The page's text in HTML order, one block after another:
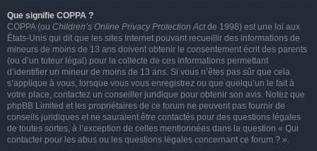
Que signifie COPPA ?
COPPA (ou Children’s Online Privacy Protection Actde 1998) est une loi aux
États-Unis qui dit que les sites Internet pouvant recueillir des informations de
mineurs de moins de 13 ans doivent obtenir le consentement écrit des parents
(ou d’un tuteur légal) pour la collecte de ces informations permettant
d’identifier un mineur de moins de 13 ans. Si vous n’êtes pas sûr que cela
s’applique à vous, lorsque vous vous enregistrez ou que quelqu’un le fait à
votre place, contactez un conseiller juridique pour obtenir son avis. Notez que
phpBB Limited et les propriétaires de ce forum ne peuvent pas fournir de
conseils juridiques et ne sauraient être contactés pour des questions légales
de toutes sortes, à l’exception de celles mentionnées dans la question « Qui
contacter pour les abus ou les questions légales concernant ce forum ? ».